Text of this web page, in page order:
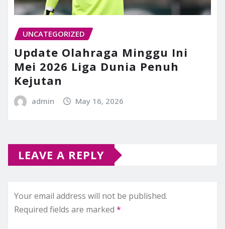
UNCATEGORIZED
Update Olahraga Minggu Ini
Mei 2026 Liga Dunia Penuh
Kejutan
admin May 16, 2026
LEAVE A REPLY
Your email address will not be published.
Required fields are marked *